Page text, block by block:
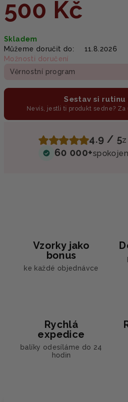
500 Kč
cena:
Skladem
Můžeme doručit do:
11.8.2026
Možnosti doručení
Věrnostní program
Sestav si rutinu
Nevíš, jestli ti produkt sedne? Za
4.9 / 5
60 000+
Vzorky jako
bonus
ke každé objednávce
Rychlá
expedice
balíky odesíláme do 24
hodin